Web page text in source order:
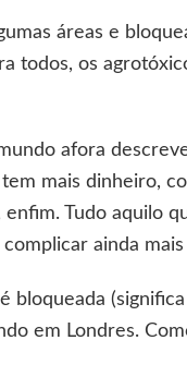
áreas e
todos, os
afora
mais dinheiro,
Tudo aquilo
ainda mais
bloqueada
em Londres.